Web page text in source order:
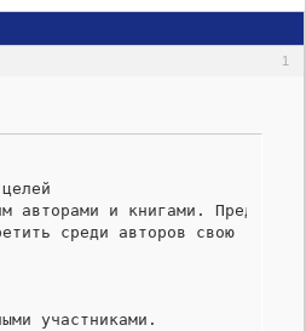
1
авторами и книгами.
среди авторов свою
участниками.